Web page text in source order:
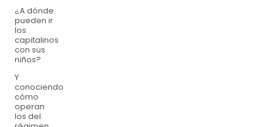
¿A dónde
pueden ir
los
capitalinos
con sus
niños?
Y
conociendo
cómo
operan
los del